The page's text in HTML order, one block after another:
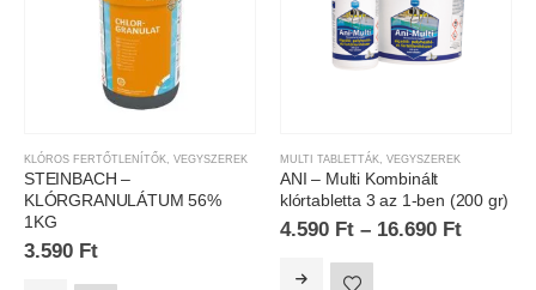
KLÓROS FERTŐTLENÍTŐK, VEGYSZEREK
STEINBACH –
KLÓRGRANULÁTUM 56%
1KG
3.590 Ft
MULTI TABLETTÁK, VEGYSZEREK
ANI – Multi Kombinált
klórtabletta 3 az 1-ben (200 gr)
4.590 Ft – 16.690 Ft